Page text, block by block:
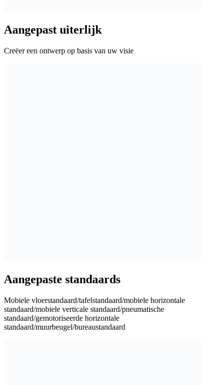
Aangepast uiterlijk
Creëer een ontwerp op basis van uw visie
Aangepaste standaards
Mobiele vloerstandaard/tafelstandaard/mobiele horizontale
standaard/mobiele verticale standaard/pneumatische
standaard/gemotoriseerde horizontale
standaard/muurbeugel/bureaustandaard